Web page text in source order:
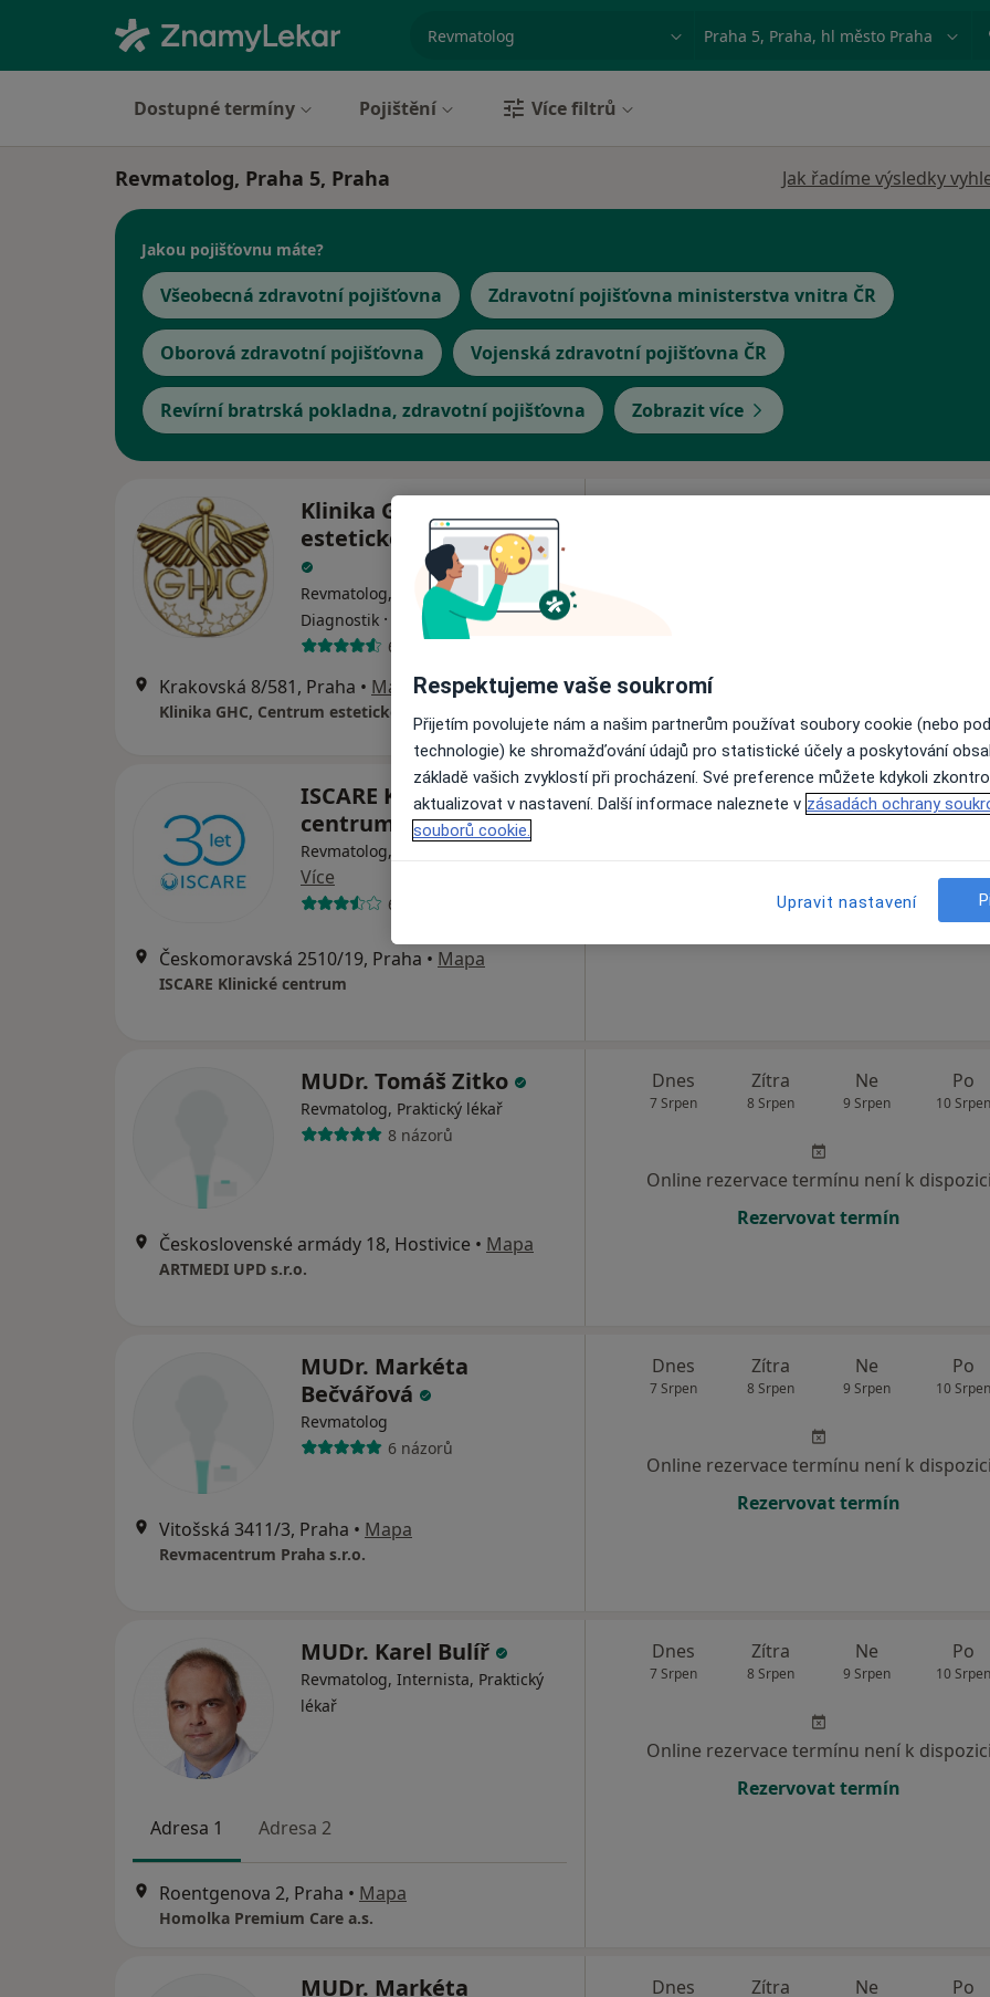
Město nebo region
Dostupné termíny Pojištění Více filtrů
Revmatolog, Praha 5, Praha Jak řadíme výsledky
Jakou pojišťovnu máte?
Všeobecná zdravotní pojišťovna Zdravotní pojišťovna ministerstva vnitra ČR
Oborová zdravotní pojišťovna Vojenská zdravotní pojišťovna ČR
Revírní bratrská pokladna, zdravotní pojišťovna Zobrazit více
Klinika GHC, Centrum
estetické medicíny s.r.o.
Revmatolog, Dermatolog,
Diagnostik · Více
6 názorů
Krakovská 8/581, Praha • Mapa
Klinika GHC, Centrum estetické medicíny s.r.o.
ISCARE Klinické
centrum
Revmatolog, Alergolog, Chirurg
Více
6 názorů
Českomoravská 2510/19, Praha • Mapa
ISCARE Klinické centrum
Dnes Zítra Ne
9 Srpen
Po
10
Online rezervace termínu není k
MUDr. Tomáš Zitko
Revmatolog, Praktický lékař
8 názorů
Československé armády 18, Hostivice • Mapa
ARTMEDI UPD s.r.o.
Dnes
7 Srpen
Zítra
8 Srpen
Ne
9 Srpen
Po
10 Srpen
Online rezervace termínu není k dispozici
Rezervovat termín
MUDr. Markéta
Bečvářová
Revmatolog
6 názorů
Vitošská 3411/3, Praha • Mapa
Revmacentrum Praha s.r.o.
Dnes
7 Srpen
Zítra
8 Srpen
Ne
9 Srpen
Po
10 Srpen
Online rezervace termínu není k dispozici
Rezervovat termín
MUDr. Karel Bulíř
Revmatolog, Internista, Praktický
lékař
Adresa 1 Adresa 2
Roentgenova 2, Praha • Mapa
Homolka Premium Care a.s.
Dnes
7 Srpen
Zítra
8 Srpen
Ne
9 Srpen
Po
10 Srpen
Online rezervace termínu není k dispozici
Rezervovat termín
MUDr. Markéta
Dnes Zítra Ne Po
Respektujeme vaše soukromí
Přijetím povolujete nám a našim partnerům používat soubory cookie (nebo
technologie) ke shromažďování údajů pro statistické účely a poskytování
základě vašich zvyklostí při procházení. Své preference můžete kdykoli
aktualizovat v nastavení. Další informace naleznete v zásadách ochrany
souborů cookie.
Upravit nastavení